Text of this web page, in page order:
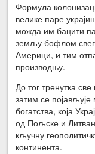
Формула
велике паре
можда им бацити
земљу бофлом
Америци, и тим
производњу.
До тог тренутка
затим се
богатства, која
од Пољске и
кључну
континента.